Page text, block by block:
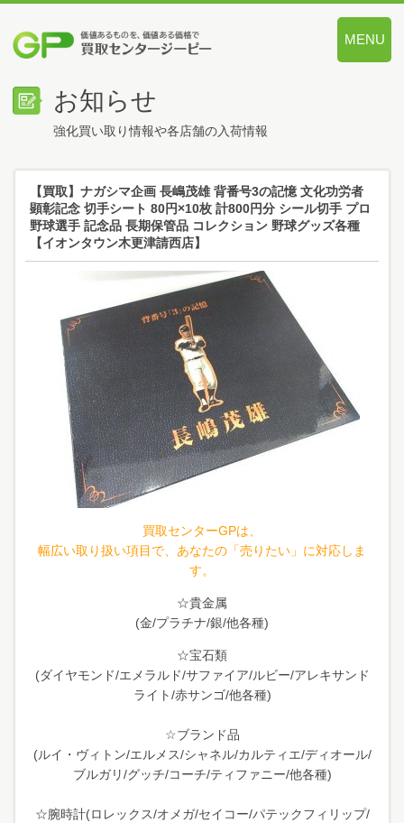
MENU
お知らせ
強化買い取り情報や各店舗の入荷情報
【買取】ナガシマ企画 長嶋茂雄 背番号3の記憶 文化功労者
顕彰記念 切手シート 80円×10枚 計800円分 シール切手 プロ
野球選手 記念品 長期保管品 コレクション 野球グッズ各種
【イオンタウン木更津請西店】
買取センターGPは、
幅広い取り扱い項目で、あなたの「売りたい」に対応しま
す。
☆貴金属
(金/プラチナ/銀/他各種)
☆宝石類
(ダイヤモンド/エメラルド/サファイア/ルビー/アレキサンド
ライト/赤サンゴ/他各種)
☆ブランド品
(ルイ・ヴィトン/エルメス/シャネル/カルティエ/ディオール/
ブルガリ/グッチ/コーチ/ティファニー/他各種)
☆腕時計(ロレックス/オメガ/セイコー/パテックフィリップ/